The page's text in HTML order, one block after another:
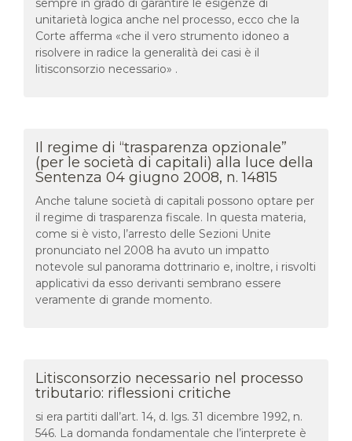
unitarietà logica anche nel processo, ecco che la
Corte afferma «che il vero strumento idoneo a
risolvere in radice la generalità dei casi è il
litisconsorzio necessario» .
Il regime di “trasparenza opzionale”
(per le società di capitali) alla luce della
Sentenza 04 giugno 2008, n. 14815
Anche talune società di capitali possono optare per
il regime di trasparenza fiscale. In questa materia,
come si è visto, l’arresto delle Sezioni Unite
pronunciato nel 2008 ha avuto un impatto
notevole sul panorama dottrinario e, inoltre, i risvolti
applicativi da esso derivanti sembrano essere
veramente di grande momento.
Litisconsorzio necessario nel processo
tributario: riflessioni critiche
si era partiti dall’art. 14, d. lgs. 31 dicembre 1992, n.
546. La domanda fondamentale che l’interprete è